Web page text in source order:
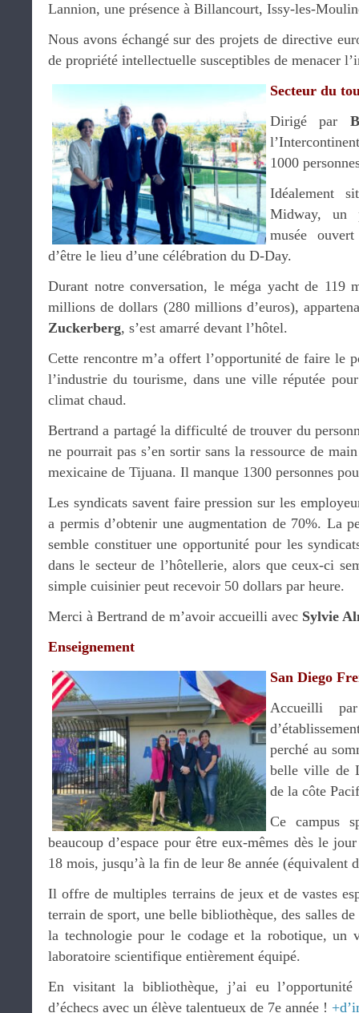
Lannion, une présence à Billancourt, Issy-les-
Nous avons échangé sur des projets de directive
de propriété intellectuelle susceptibles de menacer
Secteur du
Dirigé par
1000
Idéalement
Midway, un
musée
d’être le lieu d’une célébration du D-Day.
Durant notre conversation, le méga yacht de 119
millions de dollars (280 millions d’euros),
Zuckerberg, s’est amarré devant l’hôtel.
Cette rencontre m’a offert l’opportunité de faire le
l’industrie du tourisme, dans une ville réputée
climat chaud.
Bertrand a partagé la difficulté de trouver du
ne pourrait pas s’en sortir sans la ressource de
mexicaine de Tijuana. Il manque 1300 personnes
Les syndicats savent faire pression sur les
a permis d’obtenir une augmentation de 70%. La
semble constituer une opportunité pour les
dans le secteur de l’hôtellerie, alors que ceux-ci
simple cuisinier peut recevoir 50 dollars par heure.
Merci à Bertrand de m’avoir accueilli avec Sylvie
Enseignement
San Diego
Accueilli
perché au
belle ville de
de la côte
Ce campus
beaucoup d’espace pour être eux-mêmes dès le
18 mois, jusqu’à la fin de leur 8e année (équivalent
Il offre de multiples terrains de jeux et de vastes
terrain de sport, une belle bibliothèque, des salles
la technologie pour le codage et la robotique, un
laboratoire scientifique entièrement équipé.
En visitant la bibliothèque, j’ai eu
d’échecs avec un élève talentueux de 7e année !